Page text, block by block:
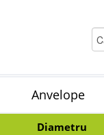
Anvelope
Diametru